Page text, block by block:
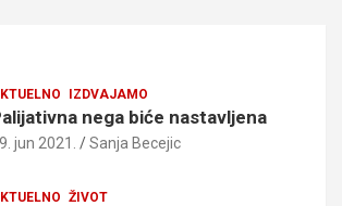
IZDVAJAMO
nega biće nastavljena
jun 2021. Sanja Becejic
ŽIVOT